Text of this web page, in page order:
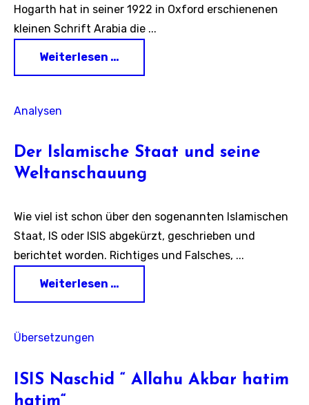
Hogarth hat in seiner 1922 in Oxford erschienenen
kleinen Schrift Arabia die ...
Weiterlesen …
Analysen
Der Islamische Staat und seine
Weltanschauung
Wie viel ist schon über den sogenannten Islamischen
Staat, IS oder ISIS abgekürzt, geschrieben und
berichtet worden. Richtiges und Falsches, ...
Weiterlesen …
Übersetzungen
ISIS Naschid “ Allahu Akbar hatim